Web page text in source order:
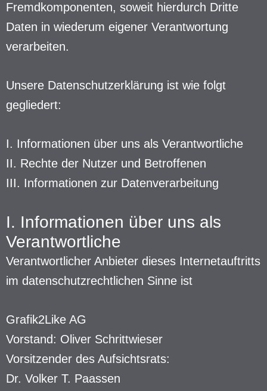
Fremdkomponenten, soweit hierdurch Dritte
Daten in wiederum eigener Verantwortung
verarbeiten.
Unsere Datenschutzerklärung ist wie folgt
gegliedert:
I. Informationen über uns als Verantwortliche
II. Rechte der Nutzer und Betroffenen
III. Informationen zur Datenverarbeitung
I. Informationen über uns als
Verantwortliche
Verantwortlicher Anbieter dieses Internetauftritts
im datenschutzrechtlichen Sinne ist
Grafik2Like AG
Vorstand: Oliver Schrittwieser
Vorsitzender des Aufsichtsrats:
Dr. Volker T. Paassen